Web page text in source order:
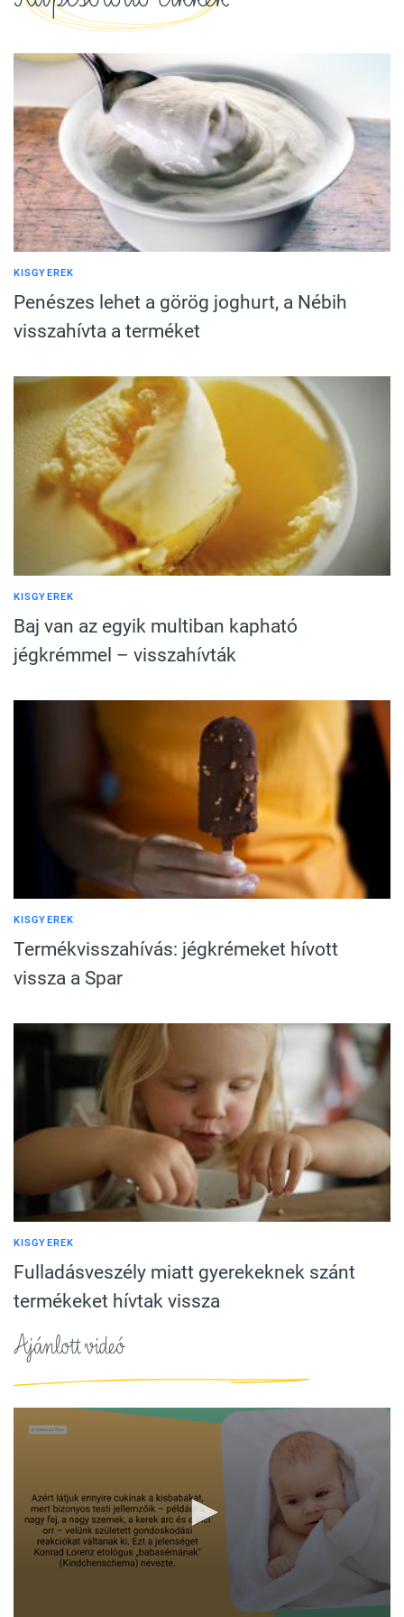
KISGYEREK
Penészes lehet a görög joghurt, a Nébih
visszahívta a terméket
KISGYEREK
Baj van az egyik multiban kapható
jégkrémmel – visszahívták
KISGYEREK
Termékvisszahívás: jégkrémeket hívott
vissza a Spar
KISGYEREK
Fulladásveszély miatt gyerekeknek szánt
termékeket hívtak vissza
Ajánlott videó